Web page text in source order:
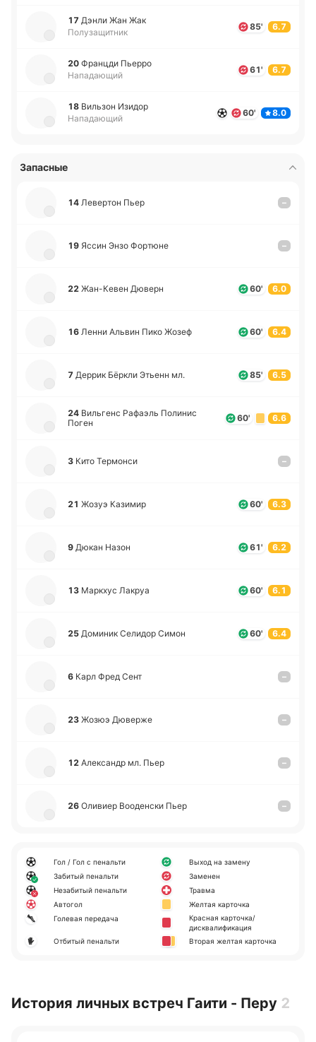
17 Дэнли Жан Жак
Полузащитник
85' 6.7
20 Фра­нцди Пьерро
Нападающий
61' 6.7
18 Ви­льзон Изидор
Нападающий
60' 8.0
Запасные
14 Ле­ве­ртон Пьер –
19 Яссин Энзо Фо­ртю­не –
22 Жа­н-Ке­вен Дюверн 60' 6.0
16 Ленни Альвин Пико Жозеф 60' 6.4
7 Деррик Бёркли Этьенн мл. 85' 6.5
24 Ви­льгенс Ра­фаэль По­ли­нис
Поген
60' 6.6
3 Кито Те­рмо­нси –
21 Жозуэ Ка­зи­мир 60' 6.3
9 Дюкан Назон 61' 6.2
13 Ма­ркхус Лакруа 60' 6.1
25 До­ми­ник Се­ли­дор Симон 60' 6.4
6 Карл Фред Сент –
23 Жозюэ Дю­ве­рже –
12 Але­ксандр мл. Пьер –
26 Оли­виер Воо­де­нски Пьер –
Гол / Гол с пенальти
Забитый пенальти
Незабитый пенальти
Автогол
Голевая передача
Отбитый пенальти
Выход на замену
Заменен
Травма
Желтая карточка
Красная карточка/
дисквалификация
Вторая желтая карточка
История личных встреч Гаити - Перу 2